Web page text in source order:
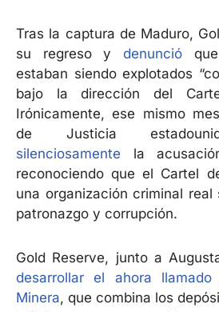
Tras la captura de Maduro,
su regreso y
denunció
estaban siendo explotados
bajo la dirección del
Irónicamente, ese mismo
de Justicia
silenciosamente la
reconociendo que el Cartel
una organización criminal
patronazgo y corrupción.
Gold Reserve, junto a
desarrollar el ahora llamado
Minera, que combina los